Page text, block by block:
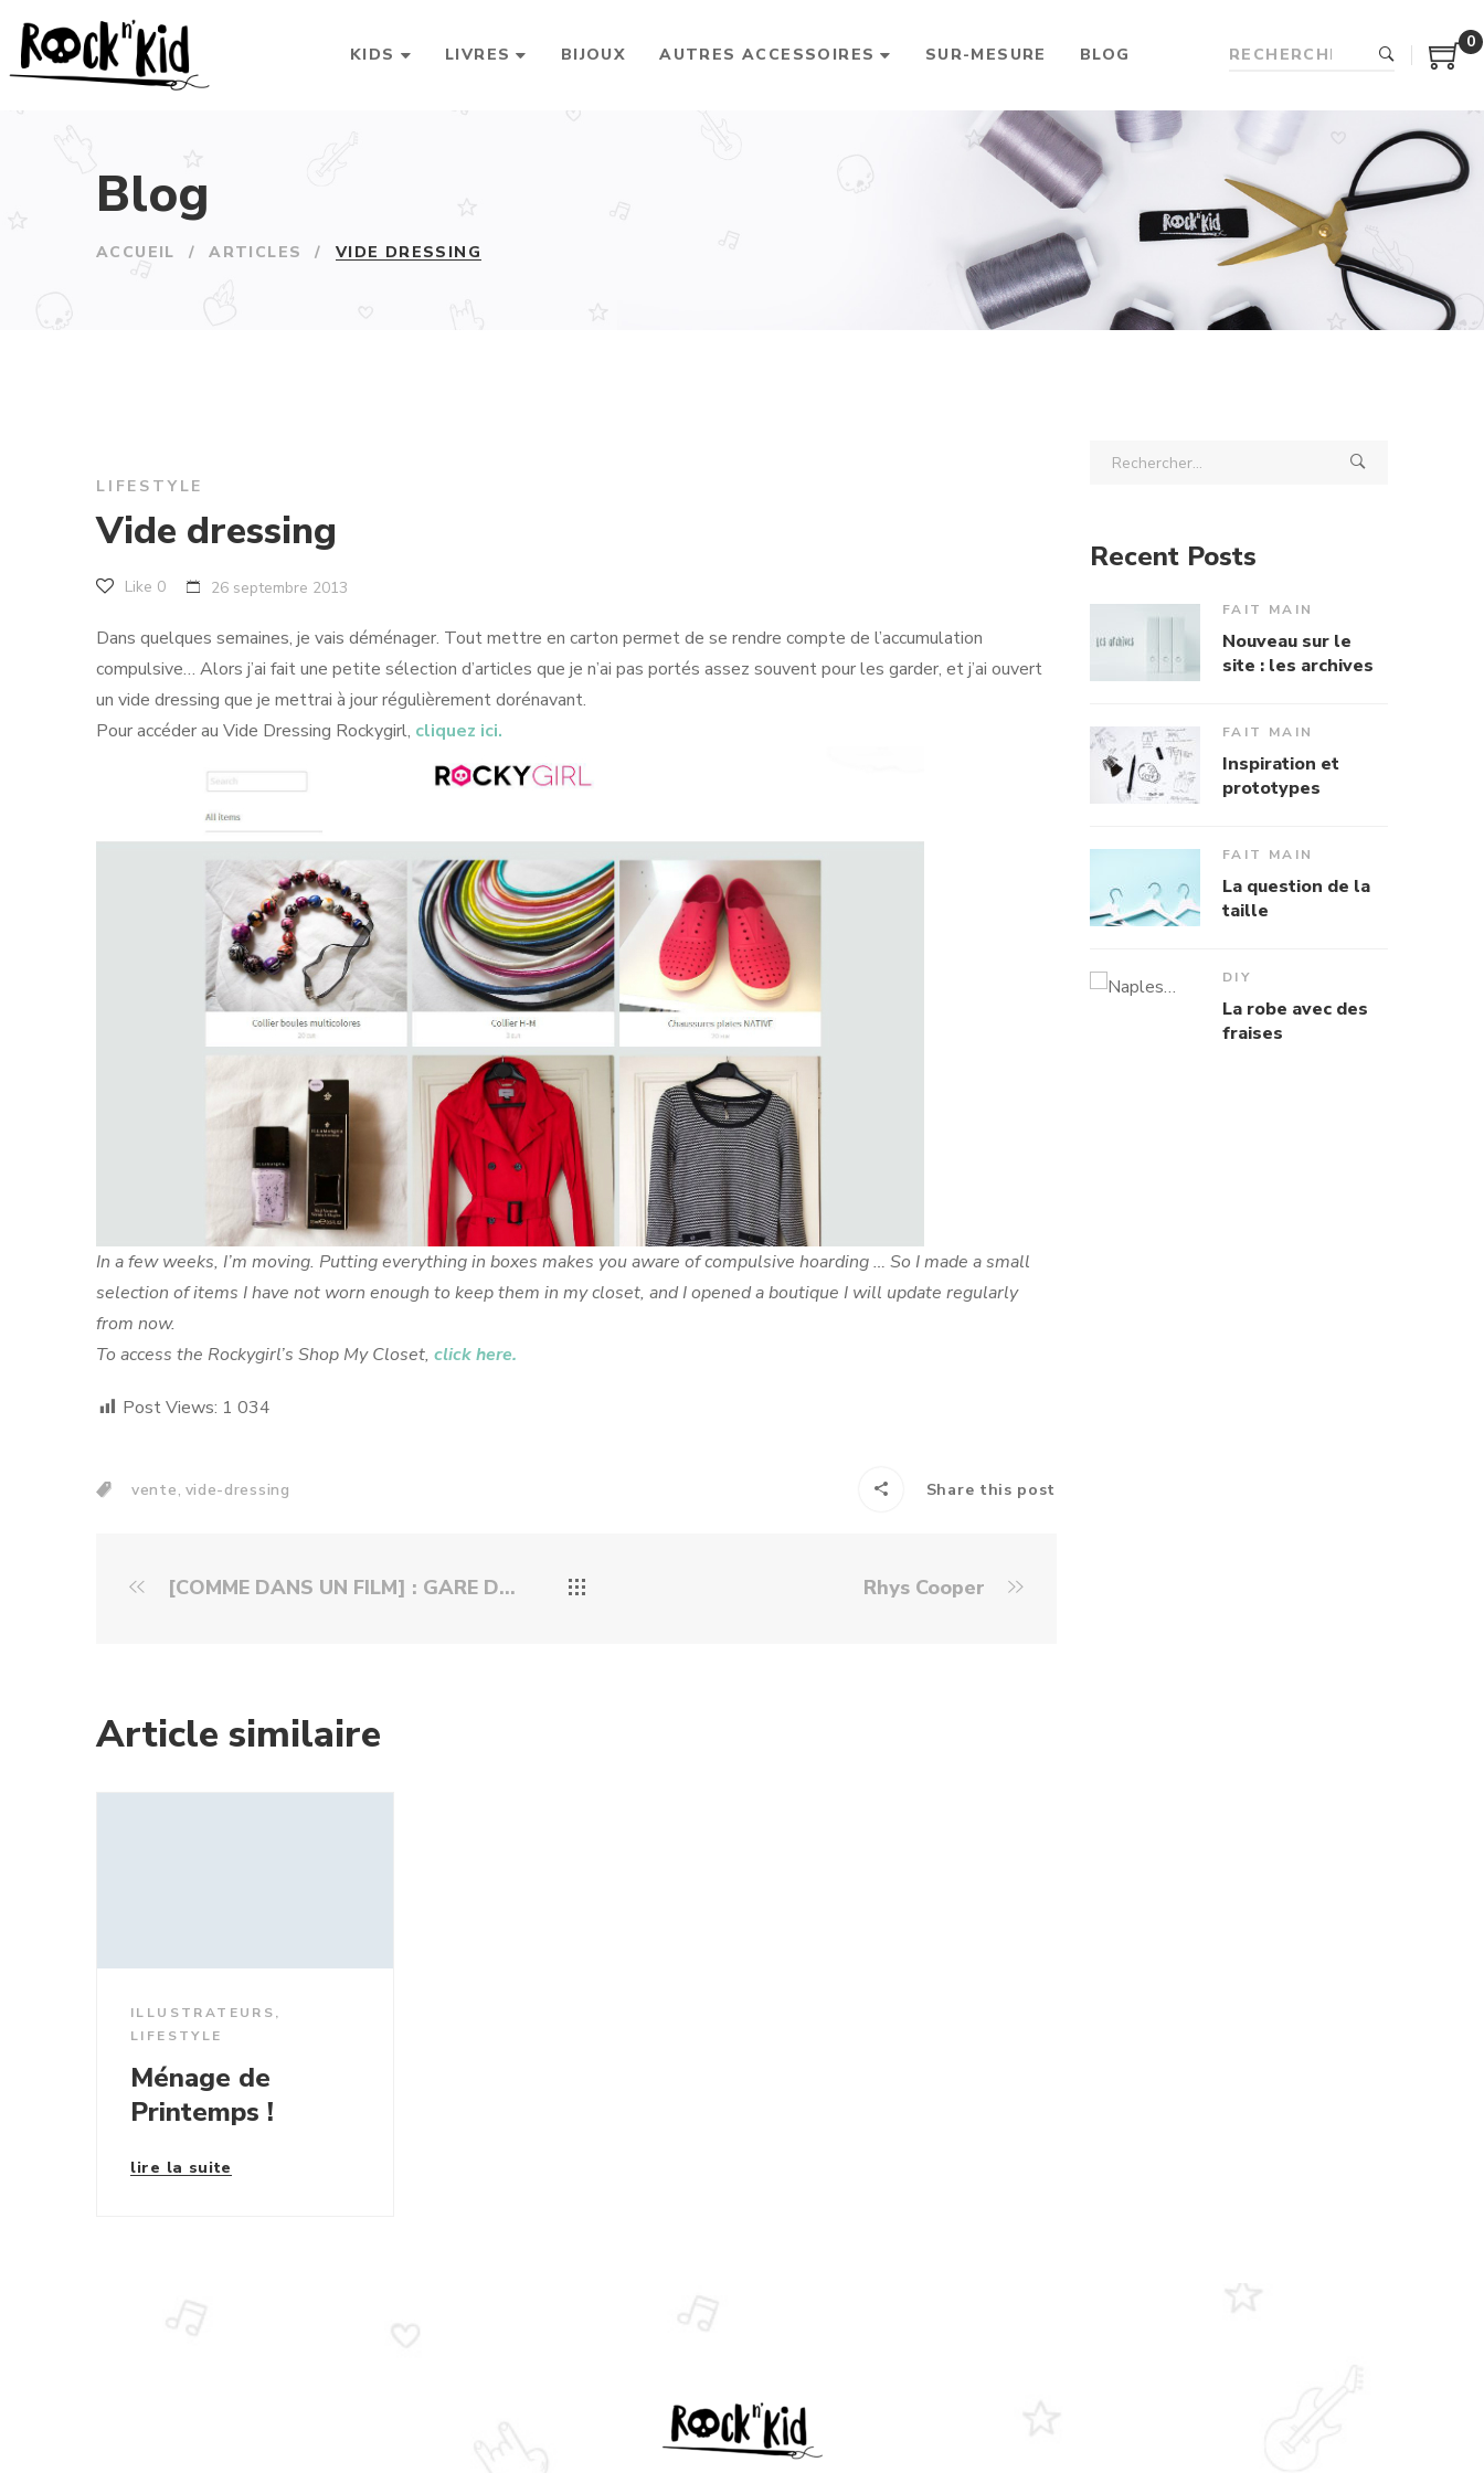
KIDS LIVRES BIJOUX AUTRES ACCESSOIRES SUR-MESURE BLOG
0
Blog
ACCUEIL / ARTICLES / VIDE DRESSING
LIFESTYLE
Vide dressing
Like 0 26 septembre 2013
Dans quelques semaines, je vais déménager. Tout mettre en carton permet de se rendre compte de l’accumulation
compulsive… Alors j’ai fait une petite sélection d’articles que je n’ai pas portés assez souvent pour les garder, et j’ai ouvert
un vide dressing que je mettrai à jour régulièrement dorénavant.
Pour accéder au Vide Dressing Rockygirl, cliquez ici.
In a few weeks, I’m moving. Putting everything in boxes makes you aware of compulsive hoarding … So I made a small
selection of items I have not worn enough to keep them in my closet, and I opened a boutique I will update regularly
from now.
To access the Rockygirl’s Shop My Closet, click here.
Post Views: 1 034
vente, vide-dressing Share this post
[COMME DANS UN FILM] : GARE DU NORD Rhys Cooper
Article similaire
ILLUSTRATEURS,
LIFESTYLE
Ménage de
Printemps !
lire la suite
Recent Posts
FAIT MAIN
Nouveau sur le
site : les archives
FAIT MAIN
Inspiration et
prototypes
FAIT MAIN
La question de la
taille
DIY
La robe avec des
fraises